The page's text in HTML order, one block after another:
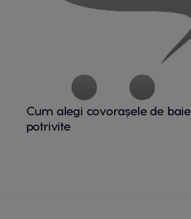
Cum alegi covorașele de baie
potrivite